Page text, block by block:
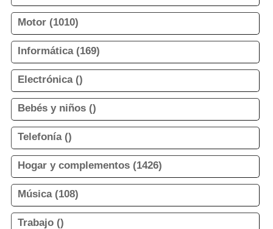
Motor (1010)
Informática (169)
Electrónica ()
Bebés y niños ()
Telefonía ()
Hogar y complementos (1426)
Música (108)
Trabajo ()